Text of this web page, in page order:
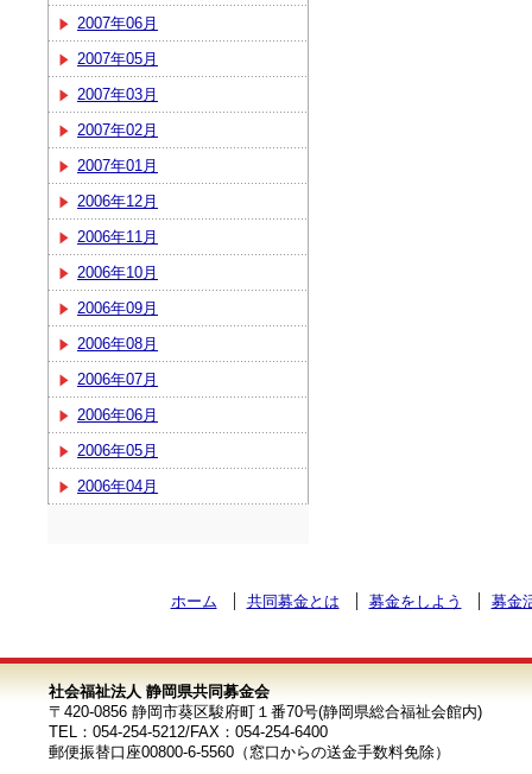
2007年06月
2007年05月
2007年03月
2007年02月
2007年01月
2006年12月
2006年11月
2006年10月
2006年09月
2006年08月
2006年07月
2006年06月
2006年05月
2006年04月
ホーム 共同募金とは 募金をしよう 募金
社会福祉法人 静岡県共同募金会
〒420-0856 静岡市葵区駿府町１番70号(静岡県総合福祉会館内)
TEL：054-254-5212/FAX：054-254-6400
郵便振替口座00800-6-5560（窓口からの送金手数料免除）